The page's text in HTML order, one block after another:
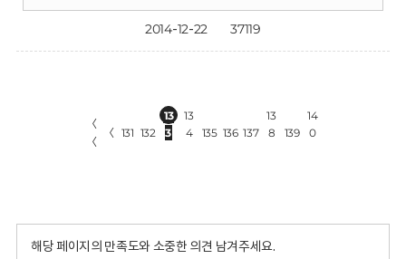
2014-12-22 37119
〈
〈
〈 131 132
13
3
13
4
135 136 137
13
8
139
14
0
해당 페이지의 만족도와 소중한 의견 남겨주세요.